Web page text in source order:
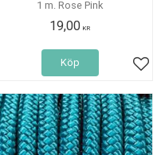
i favoriter
1 m. Rose Pink
19,00 KR
Köp